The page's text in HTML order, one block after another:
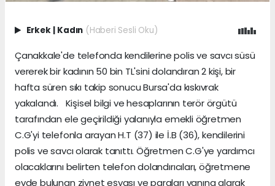
Erkek | Kadın (Haberi Sesli Oku)
Çanakkale'de telefonda kendilerine polis ve savcı süsü
vererek bir kadının 50 bin TL'sini dolandıran 2 kişi, bir
hafta süren sıkı takip sonucu Bursa'da kıskıvrak
yakalandı. Kişisel bilgi ve hesaplarının terör örgütü
tarafından ele geçirildiği yalanıyla emekli öğretmen
C.G'yi telefonla arayan H.T (37) ile İ.B (36), kendilerini
polis ve savcı olarak tanıttı. Öğretmen C.G'ye yardımcı
olacaklarını belirten telefon dolandırıcıları, öğretmene
evde bulunan ziynet eşyası ve paraları yanına alarak